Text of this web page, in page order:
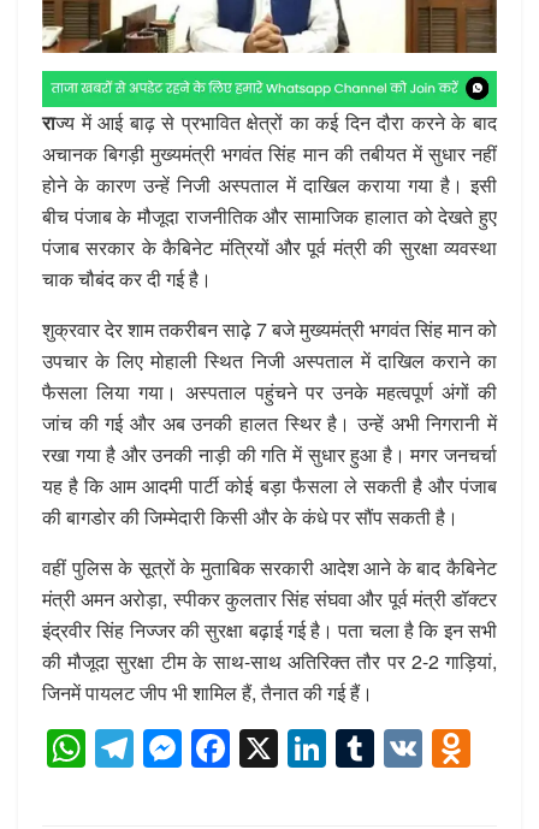
राज्य में आई बाढ़ से प्रभावित क्षेत्रों का कई दिन दौरा करने के बाद
अचानक बिगड़ी मुख्यमंत्री भगवंत सिंह मान की तबीयत में सुधार नहीं
होने के कारण उन्हें निजी अस्पताल में दाखिल कराया गया है। इसी
बीच पंजाब के मौजूदा राजनीतिक और सामाजिक हालात को देखते हुए
पंजाब सरकार के कैबिनेट मंत्रियों और पूर्व मंत्री की सुरक्षा व्यवस्था
चाक चौबंद कर दी गई है।
शुक्रवार देर शाम तकरीबन साढ़े 7 बजे मुख्यमंत्री भगवंत सिंह मान को
उपचार के लिए मोहाली स्थित निजी अस्पताल में दाखिल कराने का
फैसला लिया गया। अस्पताल पहुंचने पर उनके महत्वपूर्ण अंगों की
जांच की गई और अब उनकी हालत स्थिर है। उन्हें अभी निगरानी में
रखा गया है और उनकी नाड़ी की गति में सुधार हुआ है। मगर जनचर्चा
यह है कि आम आदमी पार्टी कोई बड़ा फैसला ले सकती है और पंजाब
की बागडोर की जिम्मेदारी किसी और के कंधे पर सौंप सकती है।
वहीं पुलिस के सूत्रों के मुताबिक सरकारी आदेश आने के बाद कैबिनेट
मंत्री अमन अरोड़ा, स्पीकर कुलतार सिंह संघवा और पूर्व मंत्री डॉक्टर
इंद्रवीर सिंह निज्जर की सुरक्षा बढ़ाई गई है। पता चला है कि इन सभी
की मौजूदा सुरक्षा टीम के साथ-साथ अतिरिक्त तौर पर 2-2 गाड़ियां,
जिनमें पायलट जीप भी शामिल हैं, तैनात की गई हैं।
W
h
T
el
M
e
F
a
X Li
n
T
u
V
K